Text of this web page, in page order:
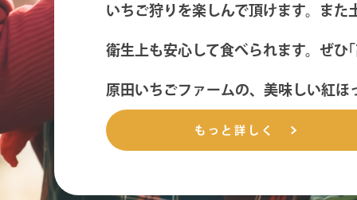
いちご狩りを楽しんで頂けます。ま
衛生上も安心して食べられます。ぜひ
原田いちごファームの、美味しい紅
もっと詳しく